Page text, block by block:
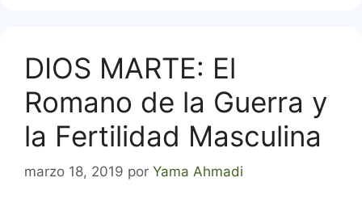
DIOS MARTE: El
Romano de la Guerra y
la Fertilidad Masculina
marzo 18, 2019 por Yama Ahmadi